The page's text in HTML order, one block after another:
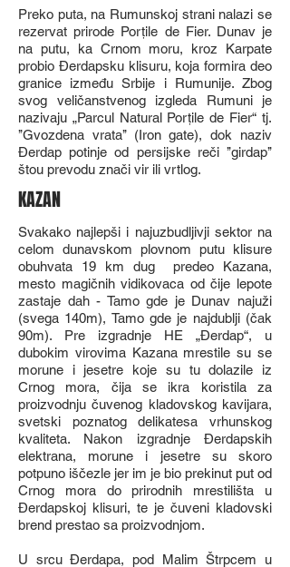
Preko puta, na Rumunskoj strani nalazi se
rezervat prirode Porţile de Fier. Dunav je
na putu, ka Crnom moru, kroz Karpate
probio Đerdapsku klisuru, koja formira deo
granice između Srbije i Rumunije. Zbog
svog veličanstvenog izgleda Rumuni je
nazivaju „Parcul Natural Porţile de Fier“ tj.
’’Gvozdena vrata’’ (Iron gate), dok naziv
Đerdap potinje od persijske reči ’’girdap’’
štou prevodu znači vir ili vrtlog.
KAZAN
Svakako najlepši i najuzbudljivji sektor na
celom dunavskom plovnom putu klisure
obuhvata 19 km dug predeo Kazana,
mesto magičnih vidikovaca od čije lepote
zastaje dah - Tamo gde je Dunav najuži
(svega 140m), Tamo gde je najdublji (čak
90m). Pre izgradnje HE „Đerdap“, u
dubokim virovima Kazana mrestile su se
morune i jesetre koje su tu dolazile iz
Crnog mora, čija se ikra koristila za
proizvodnju čuvenog kladovskog kavijara,
svetski poznatog delikatesa vrhunskog
kvaliteta. Nakon izgradnje Đerdapskih
elektrana, morune i jesetre su skoro
potpuno iščezle jer im je bio prekinut put od
Crnog mora do prirodnih mrestilišta u
Đerdapskoj klisuri, te je čuveni kladovski
brend prestao sa proizvodnjom.
U srcu Đerdapa, pod Malim Štrpcem u